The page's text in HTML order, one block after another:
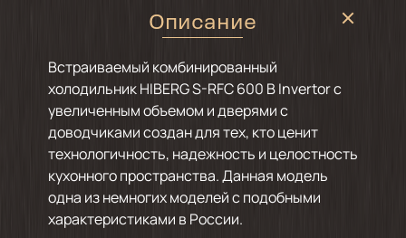
Описание
Встраиваемый комбинированный
холодильник HIBERG S-RFC 600 B Invertor с
увеличенным объемом и дверями с
доводчиками создан для тех, кто ценит
технологичность, надежность и целостность
кухонного пространства. Данная модель
одна из немногих моделей с подобными
характеристиками в России.